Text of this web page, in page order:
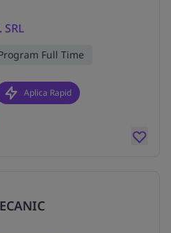
SRL
Full Time
Aplica Rapid